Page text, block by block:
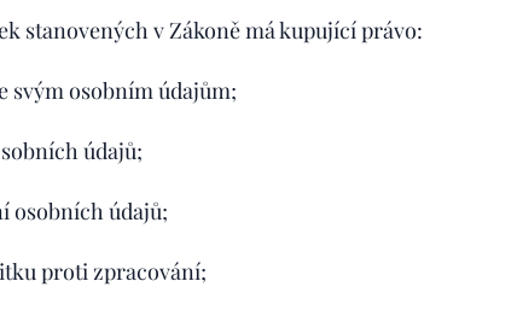
stanovených v Zákoně má kupující právo:
svým osobním údajům;
údajů;
osobních údajů;
proti zpracování;